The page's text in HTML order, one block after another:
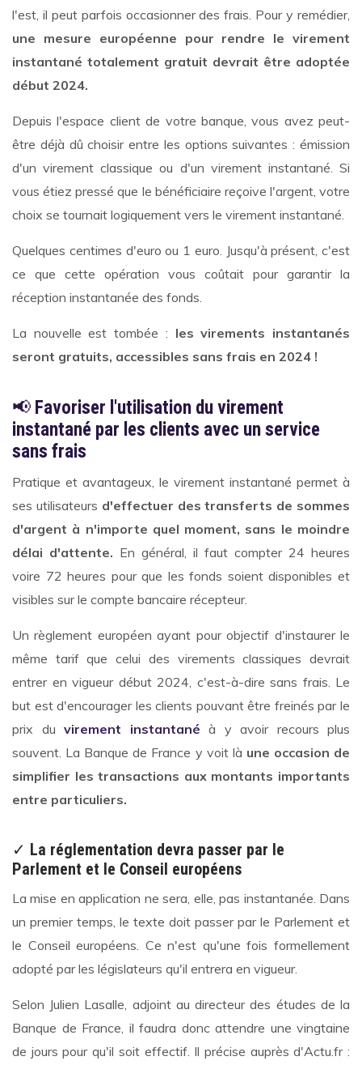
l'est, il peut parfois occasionner des frais. Pour y remédier,
une mesure européenne pour rendre le virement
instantané totalement gratuit devrait être adoptée
début 2024.
Depuis l'espace client de votre banque, vous avez peut-
être déjà dû choisir entre les options suivantes : émission
d'un virement classique ou d'un virement instantané. Si
vous étiez pressé que le bénéficiaire reçoive l'argent, votre
choix se tournait logiquement vers le virement instantané.
Quelques centimes d'euro ou 1 euro. Jusqu'à présent, c'est
ce que cette opération vous coûtait pour garantir la
réception instantanée des fonds.
La nouvelle est tombée : les virements instantanés
seront gratuits, accessibles sans frais en 2024 !
📢 Favoriser l'utilisation du virement
instantané par les clients avec un service
sans frais
Pratique et avantageux, le virement instantané permet à
ses utilisateurs d'effectuer des transferts de sommes
d'argent à n'importe quel moment, sans le moindre
délai d'attente. En général, il faut compter 24 heures
voire 72 heures pour que les fonds soient disponibles et
visibles sur le compte bancaire récepteur.
Un règlement européen ayant pour objectif d'instaurer le
même tarif que celui des virements classiques devrait
entrer en vigueur début 2024, c'est-à-dire sans frais. Le
but est d'encourager les clients pouvant être freinés par le
prix du virement instantané à y avoir recours plus
souvent. La Banque de France y voit là une occasion de
simplifier les transactions aux montants importants
entre particuliers.
✓ La réglementation devra passer par le
Parlement et le Conseil européens
La mise en application ne sera, elle, pas instantanée. Dans
un premier temps, le texte doit passer par le Parlement et
le Conseil européens. Ce n'est qu'une fois formellement
adopté par les législateurs qu'il entrera en vigueur.
Selon Julien Lasalle, adjoint au directeur des études de la
Banque de France, il faudra donc attendre une vingtaine
de jours pour qu'il soit effectif. Il précise auprès d'Actu.fr :